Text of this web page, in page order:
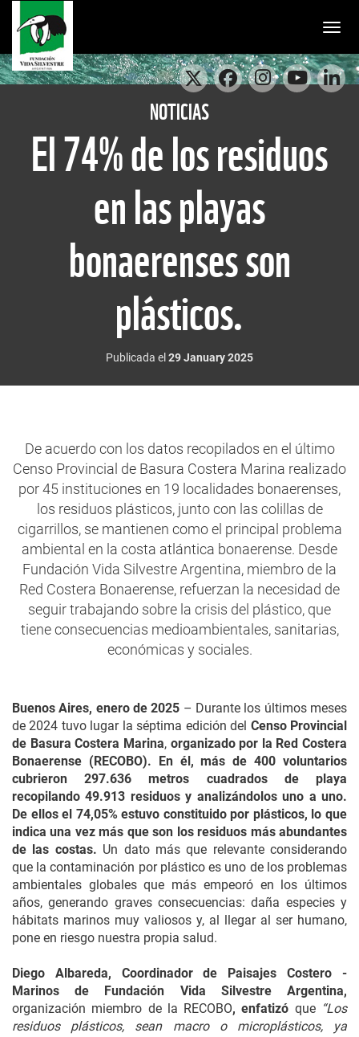
NOTICIAS
El 74% de los residuos
en las playas
bonaerenses son
plásticos.
Publicada el 29 January 2025
De acuerdo con los datos recopilados en el último
Censo Provincial de Basura Costera Marina realizado
por 45 instituciones en 19 localidades bonaerenses,
los residuos plásticos, junto con las colillas de
cigarrillos, se mantienen como el principal problema
ambiental en la costa atlántica bonaerense. Desde
Fundación Vida Silvestre Argentina, miembro de la
Red Costera Bonaerense, refuerzan la necesidad de
seguir trabajando sobre la crisis del plástico, que
tiene consecuencias medioambientales, sanitarias,
económicas y sociales.
Buenos Aires, enero de 2025 – Durante los últimos meses
de 2024 tuvo lugar la séptima edición del Censo Provincial
de Basura Costera Marina, organizado por la Red Costera
Bonaerense (RECOBO). En él, más de 400 voluntarios
cubrieron 297.636 metros cuadrados de playa
recopilando 49.913 residuos y analizándolos uno a uno.
De ellos el 74,05% estuvo constituido por plásticos, lo que
indica una vez más que son los residuos más abundantes
de las costas. Un dato más que relevante considerando
que la contaminación por plástico es uno de los problemas
ambientales globales que más empeoró en los últimos
años, generando graves consecuencias: daña especies y
hábitats marinos muy valiosos y, al llegar al ser humano,
pone en riesgo nuestra propia salud.
Diego Albareda, Coordinador de Paisajes Costero -
Marinos de Fundación Vida Silvestre Argentina,
organización miembro de la RECOBO, enfatizó que “Los
residuos plásticos, sean macro o microplásticos, ya